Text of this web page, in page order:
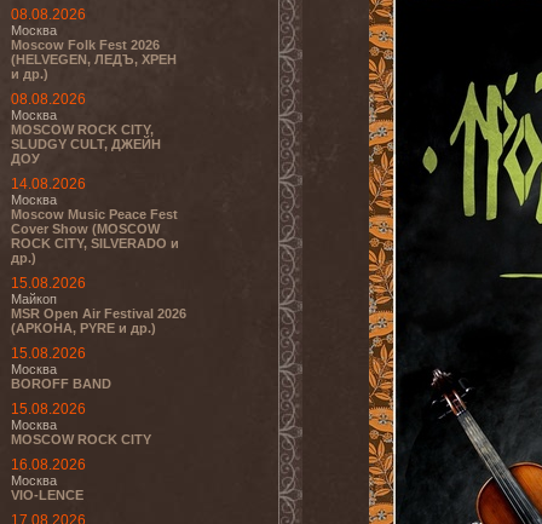
08.08.2026
Москва
Moscow Folk Fest 2026
(HELVEGEN, ЛЕДЪ, ХРЕН
и др.)
08.08.2026
Москва
MOSCOW ROCK CITY,
SLUDGY CULT, ДЖЕЙН
ДОУ
14.08.2026
Москва
Moscow Music Peace Fest
Cover Show (MOSCOW
ROCK CITY, SILVERADO и
др.)
15.08.2026
Майкоп
MSR Open Air Festival 2026
(АРКОНА, PYRE и др.)
15.08.2026
Москва
BOROFF BAND
15.08.2026
Москва
MOSCOW ROCK CITY
16.08.2026
Москва
VIO-LENCE
17.08.2026